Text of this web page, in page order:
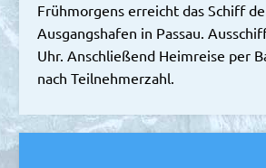
Frühmorgens erreicht das Schiff
Ausgangshafen in Passau.
Uhr. Anschließend Heimreise per
nach Teilnehmerzahl.